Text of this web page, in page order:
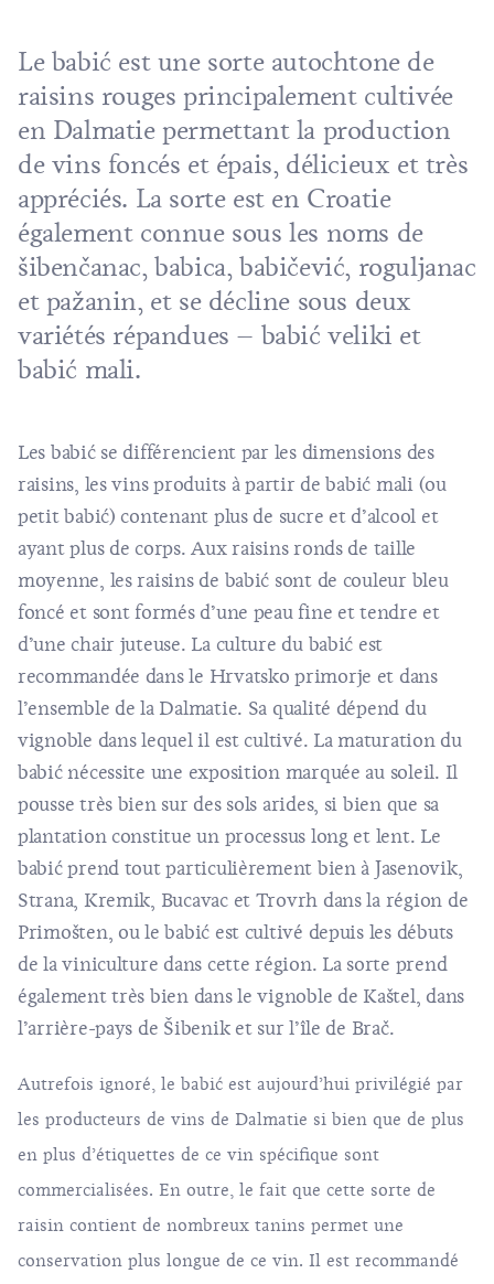
Le babić est une sorte autochtone de
raisins rouges principalement cultivée
en Dalmatie permettant la production
de vins foncés et épais, délicieux et très
appréciés. La sorte est en Croatie
également connue sous les noms de
šibenčanac, babica, babičević, roguljanac
et pažanin, et se décline sous deux
variétés répandues – babić veliki et
babić mali.
Les babić se différencient par les dimensions des
raisins, les vins produits à partir de babić mali (ou
petit babić) contenant plus de sucre et d’alcool et
ayant plus de corps. Aux raisins ronds de taille
moyenne, les raisins de babić sont de couleur bleu
foncé et sont formés d’une peau fine et tendre et
d’une chair juteuse. La culture du babić est
recommandée dans le Hrvatsko primorje et dans
l’ensemble de la Dalmatie. Sa qualité dépend du
vignoble dans lequel il est cultivé. La maturation du
babić nécessite une exposition marquée au soleil. Il
pousse très bien sur des sols arides, si bien que sa
plantation constitue un processus long et lent. Le
babić prend tout particulièrement bien à Jasenovik,
Strana, Kremik, Bucavac et Trovrh dans la région de
Primošten, ou le babić est cultivé depuis les débuts
de la viniculture dans cette région. La sorte prend
également très bien dans le vignoble de Kaštel, dans
l’arrière-pays de Šibenik et sur l’île de Brač.
Autrefois ignoré, le babić est aujourd’hui privilégié par
les producteurs de vins de Dalmatie si bien que de plus
en plus d’étiquettes de ce vin spécifique sont
commercialisées. En outre, le fait que cette sorte de
raisin contient de nombreux tanins permet une
conservation plus longue de ce vin. Il est recommandé